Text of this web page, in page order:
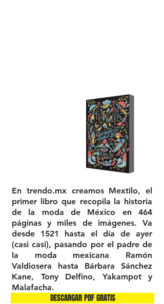
En trendo.mx creamos Mextilo, el
primer libro que recopila la historia
de la moda de México en 464
páginas y miles de imágenes. Va
desde 1521 hasta el día de ayer
(casi casi), pasando por el padre de
la moda mexicana Ramón
Valdiosera hasta Bárbara Sánchez
Kane, Tony Delfino, Yakampot y
Malafacha.
DESCARGAR PDF GRATIS